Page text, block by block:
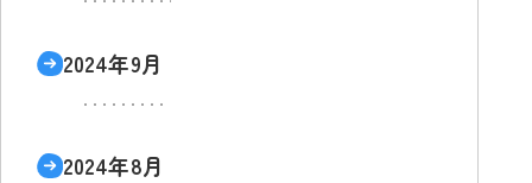
2024年9月
2024年8月